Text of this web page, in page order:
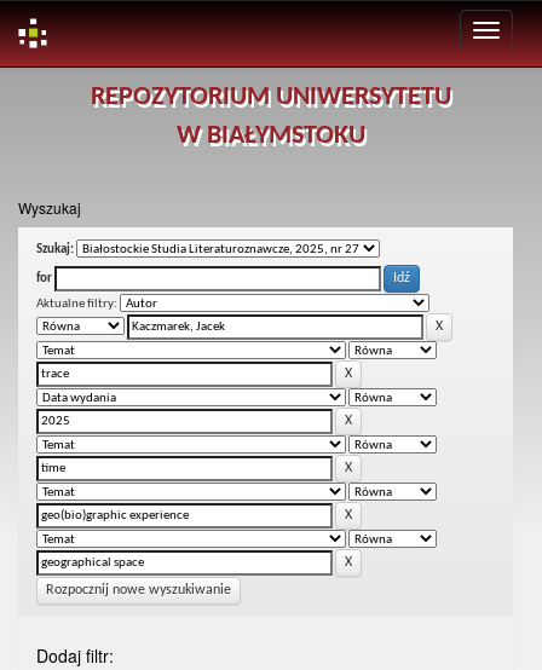
REPOZYTORIUM UNIWERSYTETU
W BIAŁYMSTOKU
Wyszukaj
Szukaj:
for
Aktualne filtry:
Rozpocznij nowe wyszukiwanie
Dodaj filtr: